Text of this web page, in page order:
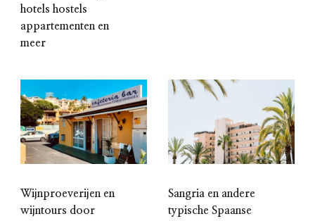
hotels hostels
appartementen en
meer
Wijnproeverijen en
wijntours door
Sangria en andere
typische Spaanse